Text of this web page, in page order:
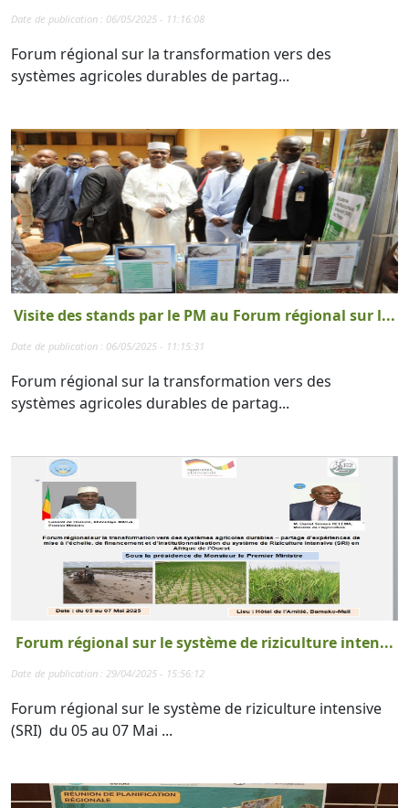
Date de publication : 06/05/2025 - 11:16:08
Forum régional sur la transformation vers des
systèmes agricoles durables de partag...
Visite des stands par le PM au Forum régional sur l...
Date de publication : 06/05/2025 - 11:15:31
Forum régional sur la transformation vers des
systèmes agricoles durables de partag...
Forum régional sur le système de riziculture inten...
Date de publication : 29/04/2025 - 15:56:12
Forum régional sur le système de riziculture intensive
(SRI) du 05 au 07 Mai ...